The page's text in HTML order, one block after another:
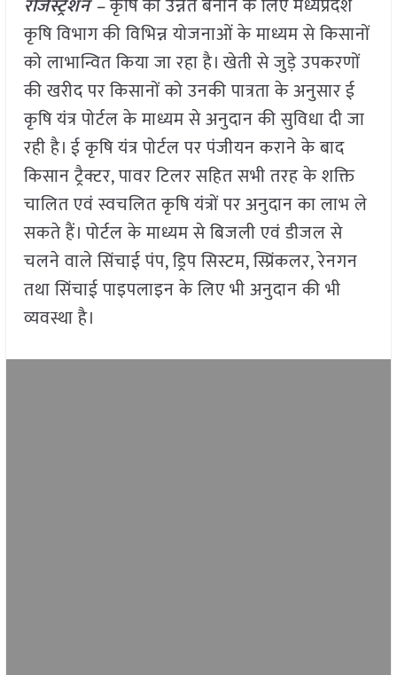
रजिस्ट्रेशन –कृषि को उन्नत बनाने के लिए मध्यप्रदेश
कृषि विभाग की विभिन्न योजनाओं के माध्यम से किसानों
को लाभान्वित किया जा रहा है। खेती से जुड़े उपकरणों
की खरीद पर किसानों को उनकी पात्रता के अनुसार ई
कृषि यंत्र पोर्टल के माध्यम से अनुदान की सुविधा दी जा
रही है। ई कृषि यंत्र पोर्टल पर पंजीयन कराने के बाद
किसान ट्रैक्टर, पावर टिलर सहित सभी तरह के शक्ति
चालित एवं स्वचलित कृषि यंत्रों पर अनुदान का लाभ ले
सकते हैं। पोर्टल के माध्यम से बिजली एवं डीजल से
चलने वाले सिंचाई पंप, ड्रिप सिस्टम, स्प्रिंकलर, रेनगन
तथा सिंचाई पाइपलाइन के लिए भी अनुदान की भी
व्यवस्था है।